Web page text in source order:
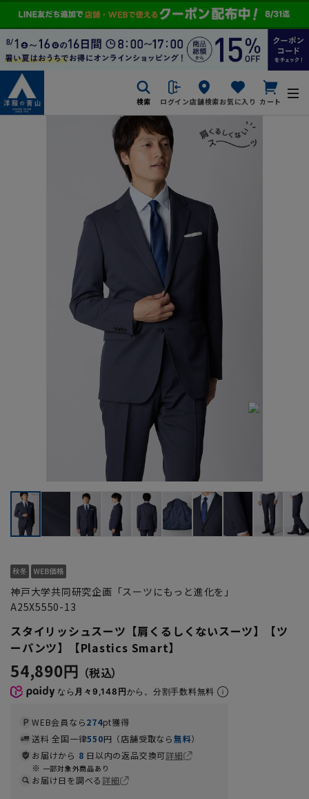
検索 ログイン店舗検索お気に入り カート
神戸大学共同研究企画「スーツにもっと進化を」
A25X5550-13
スタイリッシュスーツ【肩くるしくないスーツ】【ツ
ーパンツ】【Plastics Smart】
54,890円
なら 月々9,148円から。分割手数料無料
WEB会員なら274pt獲得
送料 全国一律550円（店舗受取なら無料）
お届けから 8 日以内の返品交換可詳細
一部対象外商品あり
お届け日を調べる詳細